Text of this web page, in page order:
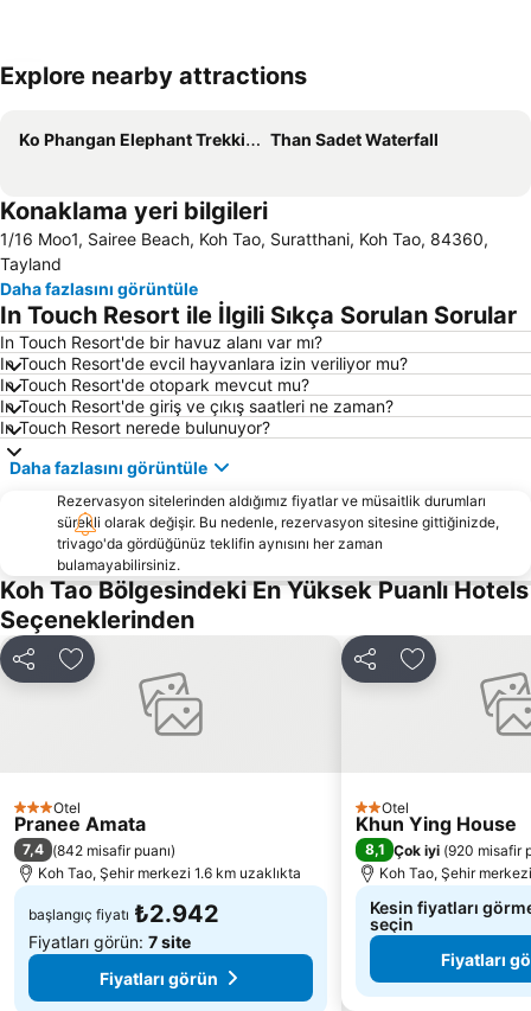
Haritayı genişlet
Explore nearby attractions
Ko Phangan Elephant Trekking Than Sadet Waterfall
Konaklama yeri bilgileri
1/16 Moo1, Sairee Beach, Koh Tao, Suratthani, Koh Tao, 84360,
Tayland
Daha fazlasını görüntüle
In Touch Resort ile İlgili Sıkça Sorulan Sorular
In Touch Resort'de bir havuz alanı var mı?
In Touch Resort'de evcil hayvanlara izin veriliyor mu?
In Touch Resort'de otopark mevcut mu?
In Touch Resort'de giriş ve çıkış saatleri ne zaman?
In Touch Resort nerede bulunuyor?
Daha fazlasını görüntüle
Rezervasyon sitelerinden aldığımız fiyatlar ve müsaitlik durumları
sürekli olarak değişir. Bu nedenle, rezervasyon sitesine gittiğinizde,
trivago'da gördüğünüz teklifin aynısını her zaman
bulamayabilirsiniz.
Koh Tao Bölgesindeki En Yüksek Puanlı Hotels
Seçeneklerinden
Paylaş Favorilerime ekle
3 YıldızOtel
Pranee Amata
7,4 (842 misafir puanı)
Koh Tao, Şehir merkezi 1.6 km uzaklıkta
başlangıç fiyatı ₺2.942
Fiyatları görün: 7 site
Fiyatları görün
Paylaş Favorilerime
2 Yıldız
Otel
Khun Ying House
8,1 Çok iyi (920 misafir
Koh Tao, Şehir
Kesin fiyatları
seçin
Fiyatları